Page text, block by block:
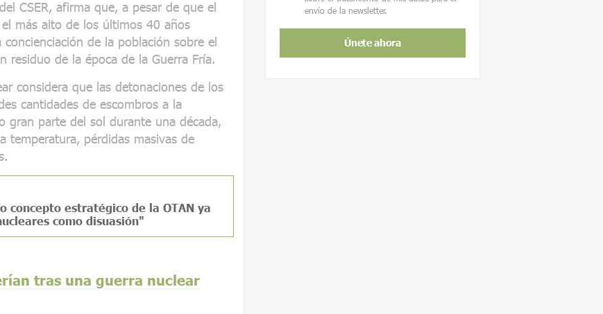
CSER, afirma que, a pesar de que el
más alto de los últimos 40 años
de la población sobre el
residuo de la época de la Guerra Fría.
considera que las detonaciones de los
cantidades de escombros a la
gran parte del sol durante una década,
temperatura, pérdidas masivas de
concepto estratégico de la OTAN ya
como disuasión"
tras una guerra nuclear
envío de la newsletter.